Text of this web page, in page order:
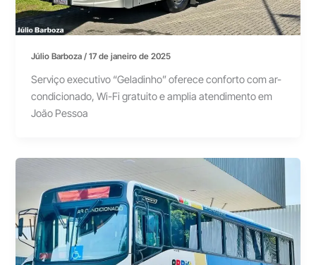
Júlio Barboza/17 de janeiro de 2025
Serviço executivo “Geladinho” oferece conforto com ar-
condicionado, Wi-Fi gratuito e amplia atendimento em
João Pessoa